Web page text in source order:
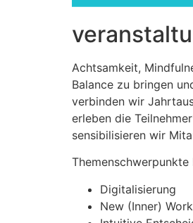
Achtsamkeit,
Balance zu bringen
verbinden wir
erleben die
sensibilisieren wir
Digitalisierung
New (Inner) Work